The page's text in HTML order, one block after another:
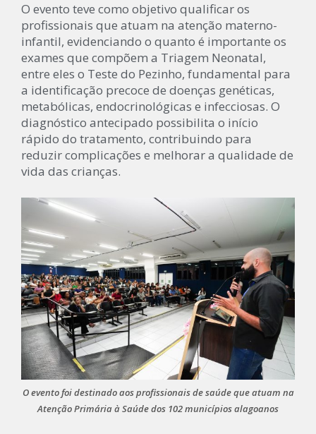
O evento teve como objetivo qualificar os
profissionais que atuam na atenção materno-
infantil, evidenciando o quanto é importante os
exames que compõem a Triagem Neonatal,
entre eles o Teste do Pezinho, fundamental para
a identificação precoce de doenças genéticas,
metabólicas, endocrinológicas e infecciosas. O
diagnóstico antecipado possibilita o início
rápido do tratamento, contribuindo para
reduzir complicações e melhorar a qualidade de
vida das crianças.
O evento foi destinado aos profissionais de saúde que atuam na
Atenção Primária à Saúde dos 102 municípios alagoanos